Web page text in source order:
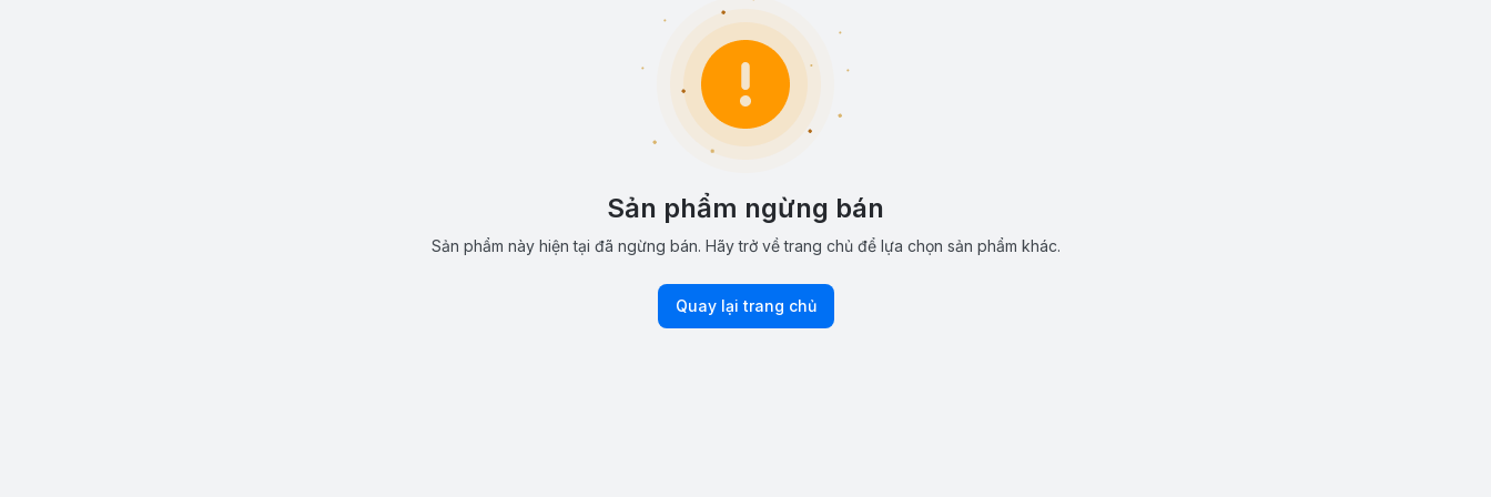
Sản phẩm ngừng bán
Sản phẩm này hiện tại đã ngừng bán. Hãy trở về trang chủ để lựa chọn sản phẩm khác.
Quay lại trang chủ